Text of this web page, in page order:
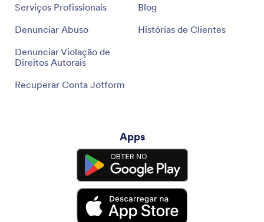
Serviços Profissionais
Denunciar Abuso
Denunciar Violação de
Direitos Autorais
Recuperar Conta Jotform
Blog
Histórias de Clientes
Apps